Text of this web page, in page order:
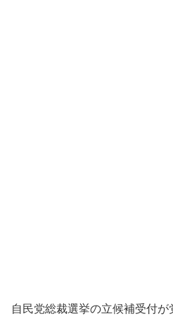
自民党総裁選挙の立候補受付